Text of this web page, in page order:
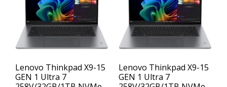
Lenovo Thinkpad X9-15
GEN 1 Ultra 7
Lenovo Thinkpad X9-15
GEN 1 Ultra 7